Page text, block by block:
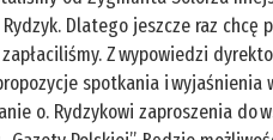
Dlatego jeszcze raz
Z wypowiedzi
spotkania i
o. Rydzykowi zaproszenia do